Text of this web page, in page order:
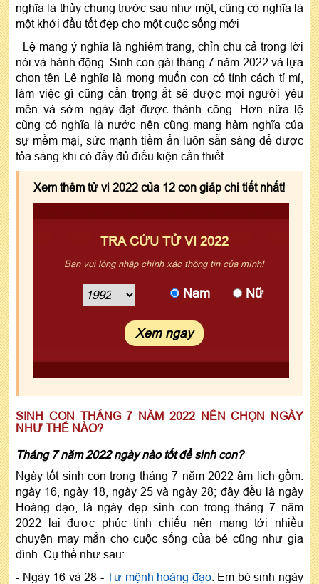
nghĩa là thủy chung trước sau như một, cũng có nghĩa là
một khởi đầu tốt đẹp cho một cuộc sống mới
- Lệ mang ý nghĩa là nghiêm trang, chỉn chu cả trong lời
nói và hành động. Sinh con gái tháng 7 năm 2022 và lựa
chọn tên Lệ nghĩa là mong muốn con có tính cách tỉ mỉ,
làm việc gì cũng cẩn trọng ắt sẽ được mọi người yêu
mến và sớm ngày đạt được thành công. Hơn nữa lệ
cũng có nghĩa là nước nên cũng mang hàm nghĩa của
sự mềm mại, sức mạnh tiềm ẩn luôn sẵn sàng để được
tỏa sáng khi có đầy đủ điều kiện cần thiết.
Xem thêm tử vi 2022 của 12 con giáp chi tiết nhất!
TRA CỨU TỬ VI 2022
Bạn vui lòng nhập chính xác thông tin của mình!
Nam Nữ
SINH CON THÁNG 7 NĂM 2022 NÊN CHỌN NGÀY
NHƯ THẾ NÀO?
Tháng 7 năm 2022 ngày nào tốt để sinh con?
Ngày tốt sinh con trong tháng 7 năm 2022 âm lịch gồm:
ngày 16, ngày 18, ngày 25 và ngày 28; đây đều là ngày
Hoàng đạo, là ngày đẹp sinh con trong tháng 7 năm
2022 lại được phúc tinh chiếu nên mang tới nhiều
chuyện may mắn cho cuộc sống của bé cũng như gia
đình. Cụ thể như sau:
- Ngày 16 và 28 -Tư mệnh hoàng đạo: Em bé sinh ngày